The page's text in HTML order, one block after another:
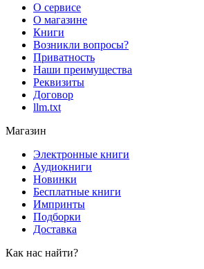
О сервисе
О магазине
Книги
Возникли вопросы?
Приватность
Наши преимущества
Реквизиты
Договор
llm.txt
Магазин
Электронные книги
Аудиокниги
Новинки
Бесплатные книги
Импринты
Подборки
Доставка
Как нас найти?